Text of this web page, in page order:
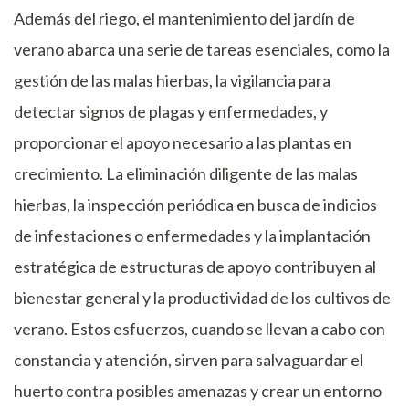
Además del riego, el mantenimiento del jardín de
verano abarca una serie de tareas esenciales, como la
gestión de las malas hierbas, la vigilancia para
detectar signos de plagas y enfermedades, y
proporcionar el apoyo necesario a las plantas en
crecimiento. La eliminación diligente de las malas
hierbas, la inspección periódica en busca de indicios
de infestaciones o enfermedades y la implantación
estratégica de estructuras de apoyo contribuyen al
bienestar general y la productividad de los cultivos de
verano. Estos esfuerzos, cuando se llevan a cabo con
constancia y atención, sirven para salvaguardar el
huerto contra posibles amenazas y crear un entorno